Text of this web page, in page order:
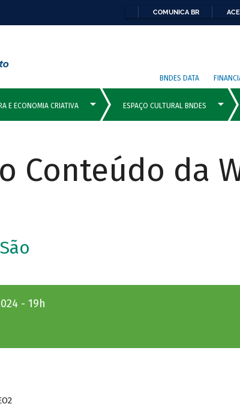
COMUNICA BR
BNDES DATA
Conteúdo da
- 19h